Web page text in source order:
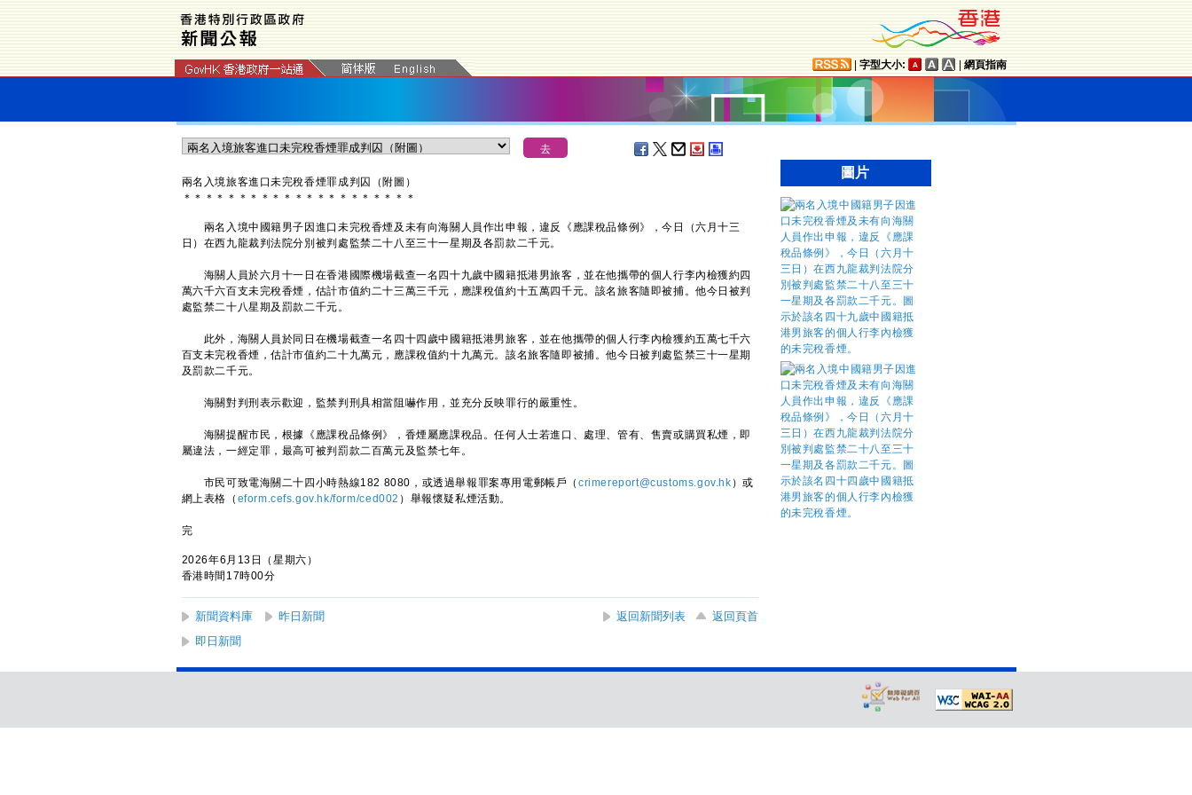
字型大小: 網頁指南
兩名入境旅客進口未完稅香煙罪成判囚（附圖）
＊ ＊ ＊ ＊ ＊ ＊ ＊ ＊ ＊ ＊ ＊ ＊ ＊ ＊ ＊ ＊ ＊ ＊ ＊ ＊ ＊
兩名入境中國籍男子因進口未完稅香煙及未有向海關人員作出申報，違反《應課稅品條例》，今日（六月十三
日）在西九龍裁判法院分別被判處監禁二十八至三十一星期及各罰款二千元。
海關人員於六月十一日在香港國際機場截查一名四十九歲中國籍抵港男旅客，並在他攜帶的個人行李內檢獲約四
萬六千六百支未完稅香煙，估計市值約二十三萬三千元，應課稅值約十五萬四千元。該名旅客隨即被捕。他今日被判
處監禁二十八星期及罰款二千元。
此外，海關人員於同日在機場截查一名四十四歲中國籍抵港男旅客，並在他攜帶的個人行李內檢獲約五萬七千六
百支未完稅香煙，估計市值約二十九萬元，應課稅值約十九萬元。該名旅客隨即被捕。他今日被判處監禁三十一星期
及罰款二千元。
海關對判刑表示歡迎，監禁判刑具相當阻嚇作用，並充分反映罪行的嚴重性。
海關提醒市民，根據《應課稅品條例》，香煙屬應課稅品。任何人士若進口、處理、管有、售賣或購買私煙，即
屬違法，一經定罪，最高可被判罰款二百萬元及監禁七年。
市民可致電海關二十四小時熱線182 8080，或透過舉報罪案專用電郵帳戶（ crimereport@customs.gov.hk ）或
網上表格（ eform.cefs.gov.hk/form/ced002 ）舉報懷疑私煙活動。
完
2026年6月13日（星期六）
香港時間17時00分
新聞資料庫 昨日新聞 返回新聞列表
返回頁首
即日新聞
圖片